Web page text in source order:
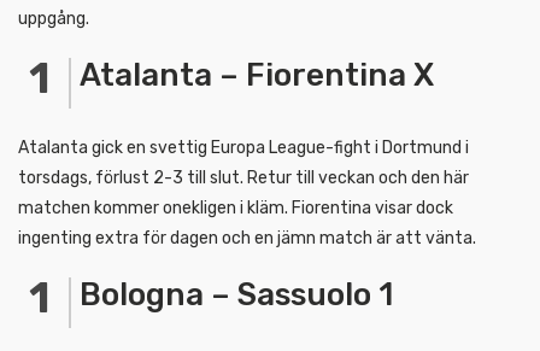
uppgång.
Atalanta – Fiorentina X
Atalanta gick en svettig Europa League-fight i Dortmund i
torsdags, förlust 2-3 till slut. Retur till veckan och den här
matchen kommer onekligen i kläm. Fiorentina visar dock
ingenting extra för dagen och en jämn match är att vänta.
Bologna – Sassuolo 1